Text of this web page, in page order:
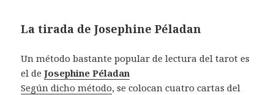
La tirada de Josephine Péladan
Un método bastante popular de lectura del tarot es
el deJosephine Péladan
Según dicho método, se colocan cuatro cartas del